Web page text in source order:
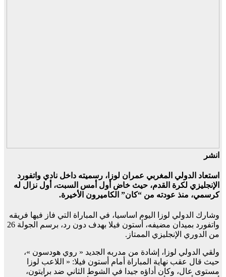
انشر
استعاد الدولي المغربي عمران لوزا، رسميته داخل نادي واتفورد
الإنجليزي لكرة القدم، حيث خاض أول أمس السبت، أول نزال له
كرسمي، منذ عودته من “كان” الكاميرون الأخيرة.
وشارك الدولي لوزا اليوم اساسيا، في المباراة التي فاز فيها فريقه
واتفورد بميدان مضيفه، أستون فيلا بهدف دون رد، برسم الجولة 26
من الدوري الإنجليزي الممتاز.
ولقي الدولي لوزا، إشادة من مدربه الجديد « روي هودسون »،
حيث قال عقب نهاية المباراة أمام أستون فيلا: « اللاعب لوزا
مستوى عال، وكان أداؤه جيدا في الشوط الثاني ضد برايتون،